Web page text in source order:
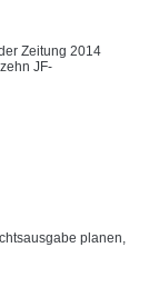
Zeitung 2014
JF-
planen,